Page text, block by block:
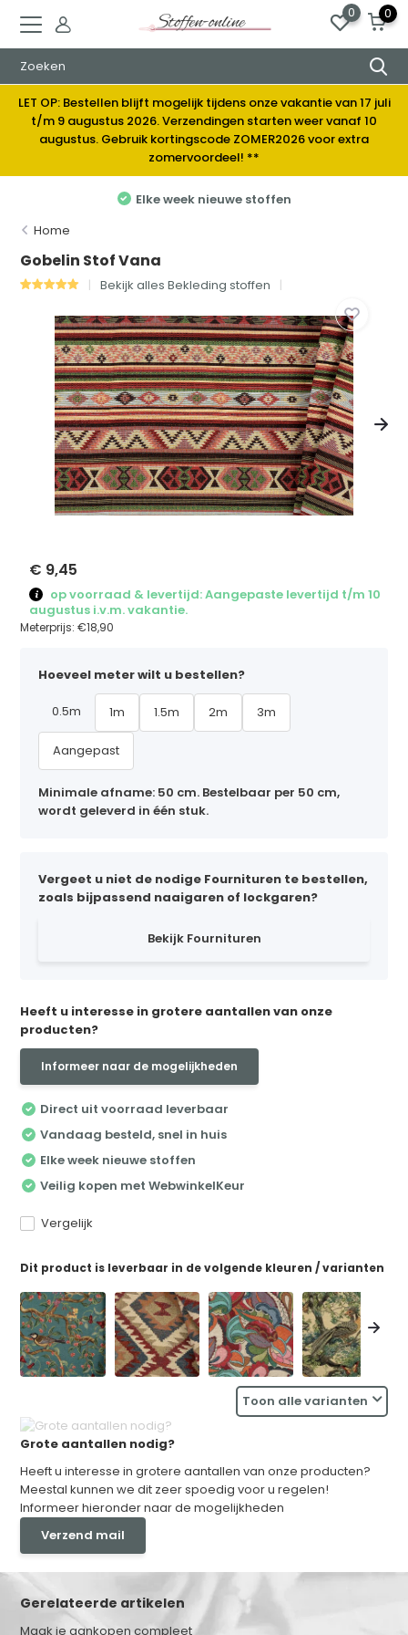
0 0
LET OP: Bestellen blijft mogelijk tijdens onze vakantie van 17 juli
t/m 9 augustus 2026. Verzendingen starten weer vanaf 10
augustus. Gebruik kortingscode ZOMER2026 voor extra
zomervoordeel! **
Elke week nieuwe stoffen
Home
Gobelin Stof Vana
Bekijk alles Bekleding stoffen
€ 9,45
op voorraad & levertijd: Aangepaste levertijd t/m 10
augustus i.v.m. vakantie.
Meterprijs:€18,90
Hoeveel meter wilt u bestellen?
0.5m 1m 1.5m 2m 3m
Aangepast
Minimale afname: 50 cm. Bestelbaar per 50 cm,
wordt geleverd in één stuk.
Vergeet u niet de nodige Fournituren te bestellen,
zoals bijpassend naaigaren of lockgaren?
Bekijk Fournituren
Heeft u interesse in grotere aantallen van onze
producten?
Informeer naar de mogelijkheden
Direct uit voorraad leverbaar
Vandaag besteld, snel in huis
Elke week nieuwe stoffen
Veilig kopen met WebwinkelKeur
Vergelijk
Dit product is leverbaar in de volgende kleuren / varianten
Toon alle varianten
Grote aantallen nodig?
Heeft u interesse in grotere aantallen van onze producten?
Meestal kunnen we dit zeer spoedig voor u regelen!
Informeer hieronder naar de mogelijkheden
Verzend mail
Gerelateerde artikelen
Maak je aankopen compleet